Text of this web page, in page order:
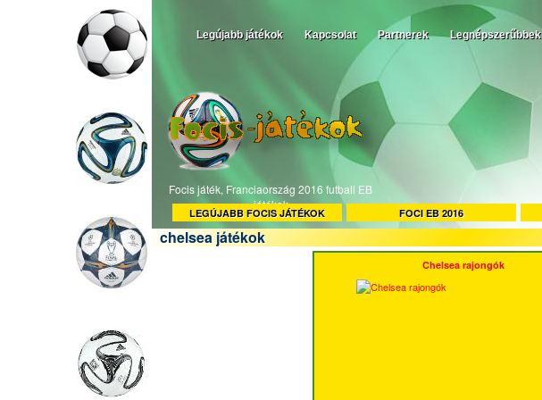
Legújabb játékok Kapcsolat Partnerek Legnépszerűbbek
Focis játék, Franciaország 2016 futball EB
játékok
LEGÚJABB FOCIS JÁTÉKOK FOCI EB 2016
chelsea játékok
Chelsea rajongók